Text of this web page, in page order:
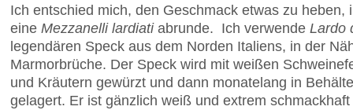
Ich entschied mich, den Geschmack etwas zu heben,
eine Mezzanelli lardiatiabrunde. Ich verwende Lardo
legendären Speck aus dem Norden Italiens, in der
Marmorbrüche. Der Speck wird mit weißen
und Kräutern gewürzt und dann monatelang in
gelagert. Er ist gänzlich weiß und extrem